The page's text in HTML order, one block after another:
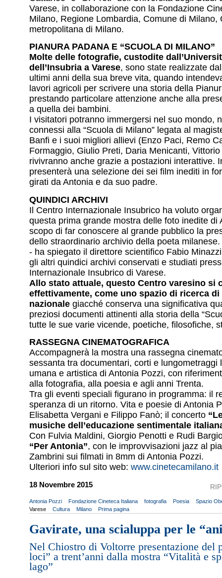
Varese, in collaborazione con la Fondazione
Milano, Regione Lombardia, Comune di Milano,
metropolitana di Milano.
PIANURA PADANA E “SCUOLA DI MILANO”
Molte delle fotografie, custodite
dell’Insubria a Varese, sono state realizzate
ultimi anni della sua breve vita, quando
lavori agricoli per scrivere una storia della
prestando particolare attenzione anche alla
a quella dei bambini.
I visitatori potranno immergersi nel suo mondo,
connessi alla “Scuola di Milano” legata al
Banfi e i suoi migliori allievi (Enzo Paci, Remo
Formaggio, Giulio Preti, Daria Menicanti,
rivivranno anche grazie a postazioni interattive.
presenterà una selezione dei sei film inediti in
girati da Antonia e da suo padre.
QUINDICI ARCHIVI
Il Centro Internazionale Insubrico ha voluto
questa prima grande mostra delle foto inedite di
scopo di far conoscere al grande pubblico la
dello straordinario archivio della poeta milanese.
- ha spiegato il direttore scientifico Fabio
gli altri quindici archivi conservati e studiati
Internazionale Insubrico di Varese.
Allo stato attuale, questo Centro varesino si
effettivamente, come uno spazio di ricerca
nazionale giacché conserva una significativa
preziosi documenti attinenti alla storia della
tutte le sue varie vicende, poetiche, filosofiche,
RASSEGNA CINEMATOGRAFICA
Accompagnerà la mostra una rassegna
sessanta tra documentari, corti e lungometraggi
umana e artistica di Antonia Pozzi, con
alla fotografia, alla poesia e agli anni Trenta.
Tra gli eventi speciali figurano in programma: il
speranza di un ritorno. Vita e poesie di Antonia
Elisabetta Vergani e Filippo Fanò; il concerto
musiche dell’educazione sentimentale
Con Fulvia Maldini, Giorgio Penotti e Rudi
“Per Antonia”, con le improvvisazioni jazz al
Zambrini sui filmati in 8mm di Antonia Pozzi.
Ulteriori info sul sito web: www.cinetecamilano.it
18 Novembre 2015
Antonia Pozzi Fondazione Cineteca Italiana fotografia Poesia
Spazio
Varese
Cultura Milano Prima pagina
Gavirate, una scialuppa per le
Nel Chiostro di Voltorre presentazione del
loci” a trent’anni dalla mostra “Vitalità e
lago”